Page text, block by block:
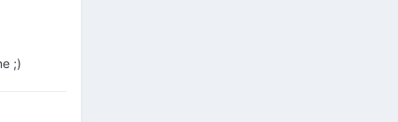
;)